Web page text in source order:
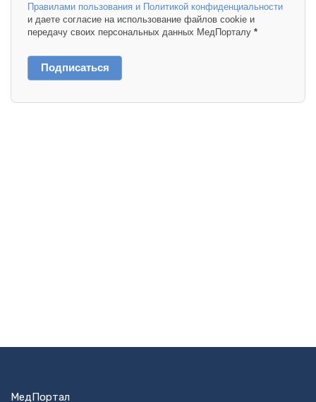
Правилами пользования и Политикой конфиденциальности
и даете согласие на использование файлов cookie и
передачу своих персональных данных МедПорталу *
Подписаться
МедПортал